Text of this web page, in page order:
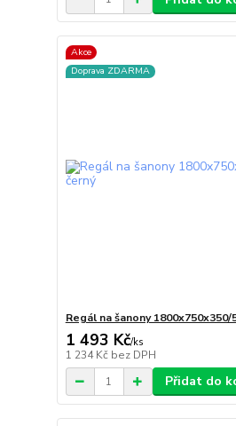
Akce
Doprava ZDARMA
Regál na šanony
1 493 Kč/ks
1 234 Kč bez DPH
Přidat do